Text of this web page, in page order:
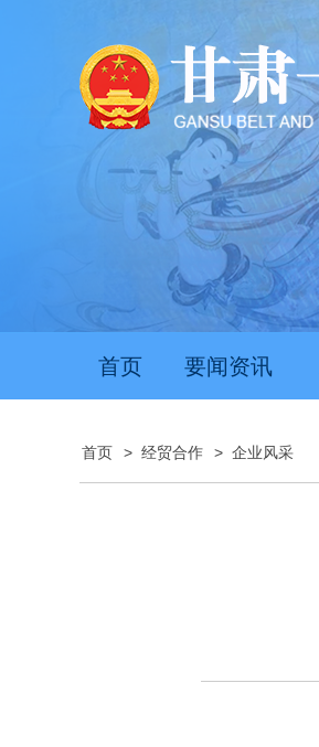
首页 要闻资讯
首页 > 经贸合作 > 企业风采